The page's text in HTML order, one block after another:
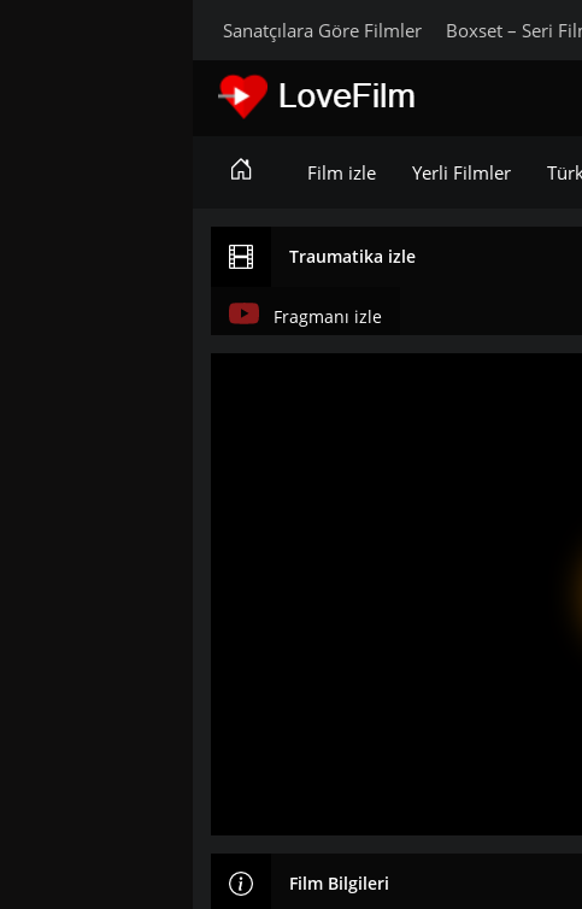
Sanatçılara Göre Filmler Boxset – Seri
Film izle Yerli Filmler
Traumatika izle
Fragmanı izle
Film Bilgileri